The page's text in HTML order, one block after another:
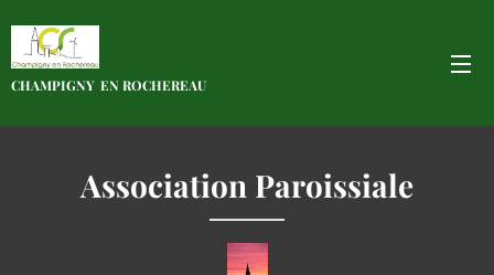
CHAMPIGNY EN ROCHEREAU
Association Paroissiale